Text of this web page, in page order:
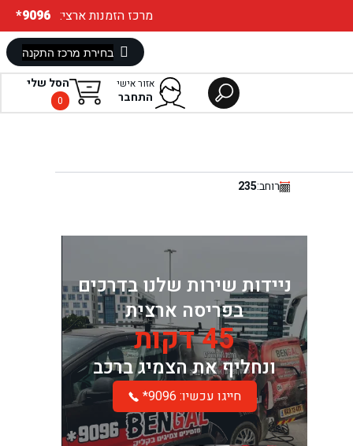
*9096 :מרכז הזמנות ארצי
הסל שלי
0
אזור אישי
התחבר
רוחב:235
ניידות שירות שלנו בדרכים
בפריסה ארצית
45 דקות
ונחליף את הצמיג ברכב
*חייגו עכשיו: 9096